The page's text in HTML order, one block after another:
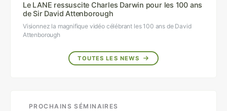
Le LANE ressuscite Charles Darwin pour les 100 ans
de Sir David Attenborough
Visionnez la magnifique vidéo célébrant les 100 ans de David
Attenborough
TOUTES LES NEWS
PROCHAINS SÉMINAIRES